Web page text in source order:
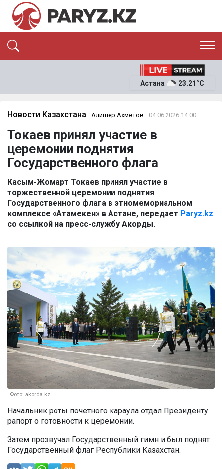
ЭКОНОМИКА
ОҚИҒА
News
Астана 23.21°C
Новости Казахстана Алишер Ахметов 04.06.2026 14:00
Токаев принял участие в
церемонии поднятия
Государственного флага
Касым-Жомарт Токаев принял участие в
торжественной церемонии поднятия
Государственного флага в этномемориальном
комплексе «Атамекен» в Астане, передает Paryz.kz
со ссылкой на пресс-службу Акорды.
Фото: akorda.kz
Начальник роты почетного караула отдал Президенту
рапорт о готовности к церемонии.
Затем прозвучал Государственный гимн и был поднят
Государственный флаг Республики Казахстан.